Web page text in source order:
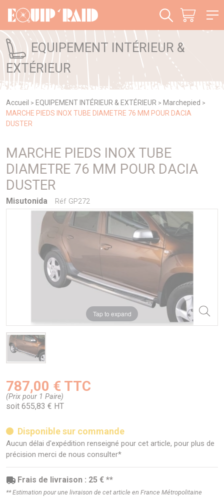
EQUIPEMENT INTÉRIEUR &
EXTÉRIEUR
Accueil > EQUIPEMENT INTÉRIEUR & EXTÉRIEUR > Marchepied >
MARCHE PIEDS INOX TUBE DIAMETRE 76 MM POUR DACIA
DUSTER
MARCHE PIEDS INOX TUBE
DIAMETRE 76 MM POUR DACIA
DUSTER
Misutonida Réf GP272
Tap to expand
787,00 € TTC
(Prix pour 1 Paire)
soit 655,83 € HT
Disponible sur commande
Aucun délai d'expédition renseigné pour cet article, pour plus de
précision merci de nous consulter*
Frais de livraison : 25 € **
** Estimation pour une livraison de cet article en France Métropolitaine
Panneau de gestion des cookies